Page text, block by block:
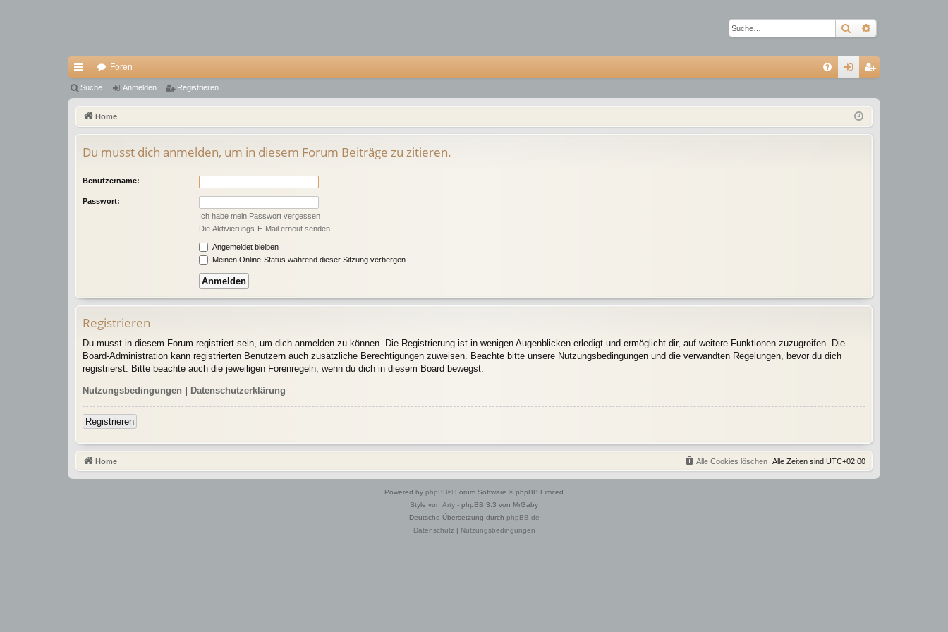
Suche
ch
ne
Foren
Q m ist
Suche Anmelden Registrieren
Home
Du musst dich anmelden, um in diesem Forum Beiträge zu zitieren.
Benutzername:
Passwort:
Ich habe mein Passwort vergessen
Die Aktivierungs-E-Mail erneut senden
Angemeldet bleiben
Meinen Online-Status während dieser Sitzung verbergen
Registrieren
Du musst in diesem Forum registriert sein, um dich anmelden zu können. Die Registrierung ist in wenigen Augenblicken erledigt und ermöglicht dir, auf weitere Funktionen zuzugreifen. Die
Board-Administration kann registrierten Benutzern auch zusätzliche Berechtigungen zuweisen. Beachte bitte unsere Nutzungsbedingungen und die verwandten Regelungen, bevor du dich
registrierst. Bitte beachte auch die jeweiligen Forenregeln, wenn du dich in diesem Board bewegst.
Nutzungsbedingungen | Datenschutzerklärung
Registrieren
Home Alle Zeiten sind UTC+02:00
Alle Cookies löschen
Powered by phpBB® Forum Software © phpBB Limited
Style von Arty - phpBB 3.3 von MrGaby
Deutsche Übersetzung durch phpBB.de
Datenschutz| Nutzungsbedingungen